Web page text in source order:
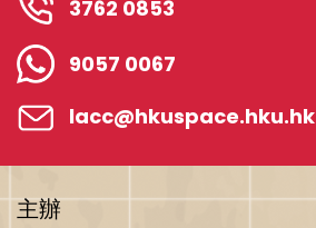
3762 0853
9057 0067
lacc@hkuspace.hku.hk
主辦